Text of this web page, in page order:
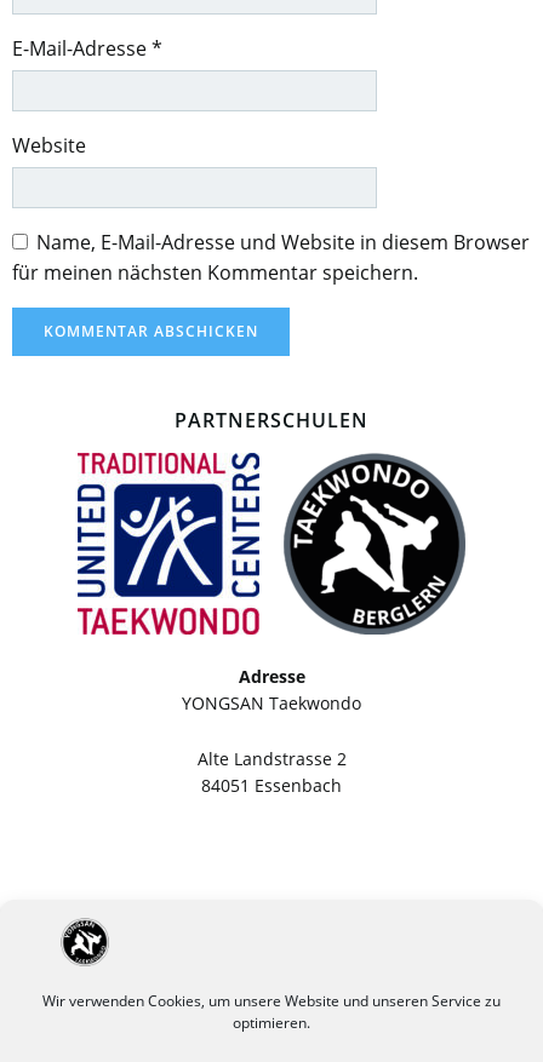
Wir verwenden Cookies, um unsere Website und unseren Service zu
optimieren.
E-Mail-Adresse*
Website
Name, E-Mail-Adresse und Website in diesem Browser
für meinen nächsten Kommentar speichern.
PARTNERSCHULEN
Adresse
YONGSAN Taekwondo
Alte Landstrasse 2
84051 Essenbach